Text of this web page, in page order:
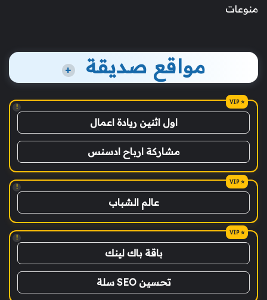
منوعات
مواقع صديقة +
!
اول اثنين ريادة اعمال
مشاركة ارباح ادسنس
!
عالم الشباب
!
باقة باك لينك
تحسين SEO سلة